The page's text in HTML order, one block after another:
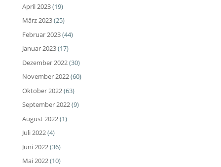
April 2023(19)
März 2023(25)
Februar 2023(44)
Januar 2023(17)
Dezember 2022(30)
November 2022(60)
Oktober 2022(63)
September 2022(9)
August 2022(1)
Juli 2022(4)
Juni 2022(36)
Mai 2022(10)